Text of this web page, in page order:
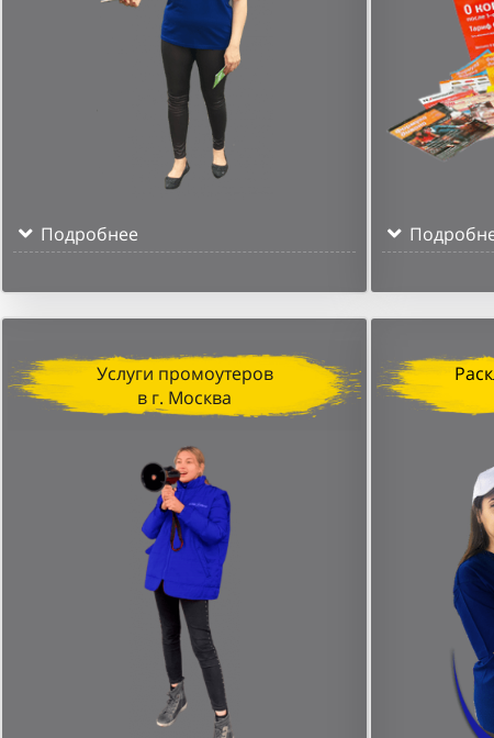
Подробнее
Услуги промоутеров
в г. Москва